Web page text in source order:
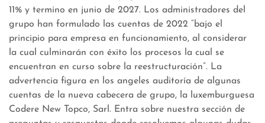
11% y termino en junio de 2027. Los administradores del
grupo han formulado las cuentas de 2022 “bajo el
principio para empresa en funcionamiento, al considerar
la cual culminarán con éxito los procesos la cual se
encuentran en curso sobre la reestructuración”. La
advertencia figura en los angeles auditoría de algunas
cuentas de la nueva cabecera de grupo, la luxemburguesa
Codere New Topco, Sarl. Entra sobre nuestra sección de